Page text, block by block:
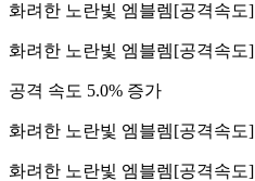
화려한 노란빛 엠블렘[공격속도]
화려한 노란빛 엠블렘[공격속도]
공격 속도 5.0% 증가
화려한 노란빛 엠블렘[공격속도]
화려한 노란빛 엠블렘[공격속도]